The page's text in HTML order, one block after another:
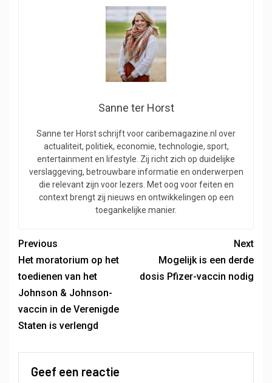
Sanne ter Horst
Sanne ter Horst schrijft voor caribemagazine.nl over
actualiteit, politiek, economie, technologie, sport,
entertainment en lifestyle. Zij richt zich op duidelijke
verslaggeving, betrouwbare informatie en onderwerpen
die relevant zijn voor lezers. Met oog voor feiten en
context brengt zij nieuws en ontwikkelingen op een
toegankelijke manier.
Previous
Het moratorium op het
toedienen van het
Johnson & Johnson-
vaccin in de Verenigde
Staten is verlengd
Next
Mogelijk is een derde
dosis Pfizer-vaccin nodig
Geef een reactie